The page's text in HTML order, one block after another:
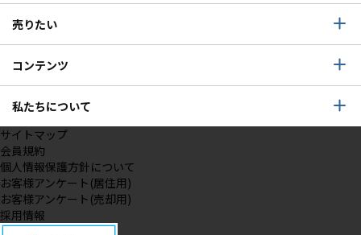
売りたい
コンテンツ
私たちについて
サイトマップ
会員規約
個人情報保護方針について
お客様アンケート(居住用)
お客様アンケート(売却用)
採用情報